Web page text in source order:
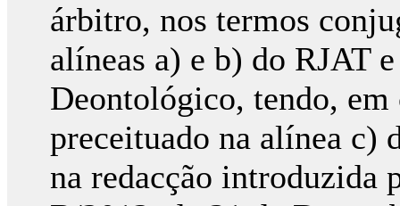
árbitro, nos termos
alíneas a) e b) do RJAT
Deontológico, tendo,
preceituado na alínea c)
na redacção introduzida